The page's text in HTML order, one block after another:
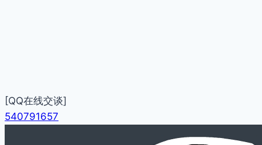
[QQ在线交谈]
540791657